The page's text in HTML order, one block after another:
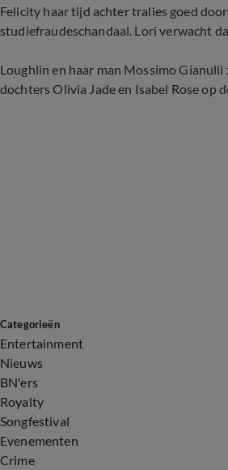
Felicity haar tijd achter tralies goed
studiefraudeschandaal. Lori verwacht
Loughlin en haar man Mossimo
dochters Olivia Jade en Isabel Rose op
Categorieën
Entertainment
Nieuws
BN'ers
Royalty
Songfestival
Evenementen
Crime